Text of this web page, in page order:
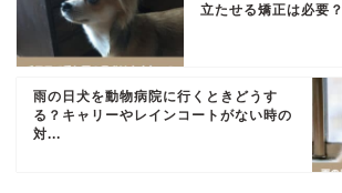
立たせる矯正は必要？
雨の日犬を動物病院に行くときどうす
る？キャリーやレインコートがない時の
対...